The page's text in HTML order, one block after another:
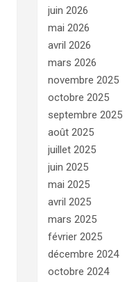
juin 2026
mai 2026
avril 2026
mars 2026
novembre 2025
octobre 2025
septembre 2025
août 2025
juillet 2025
juin 2025
mai 2025
avril 2025
mars 2025
février 2025
décembre 2024
octobre 2024